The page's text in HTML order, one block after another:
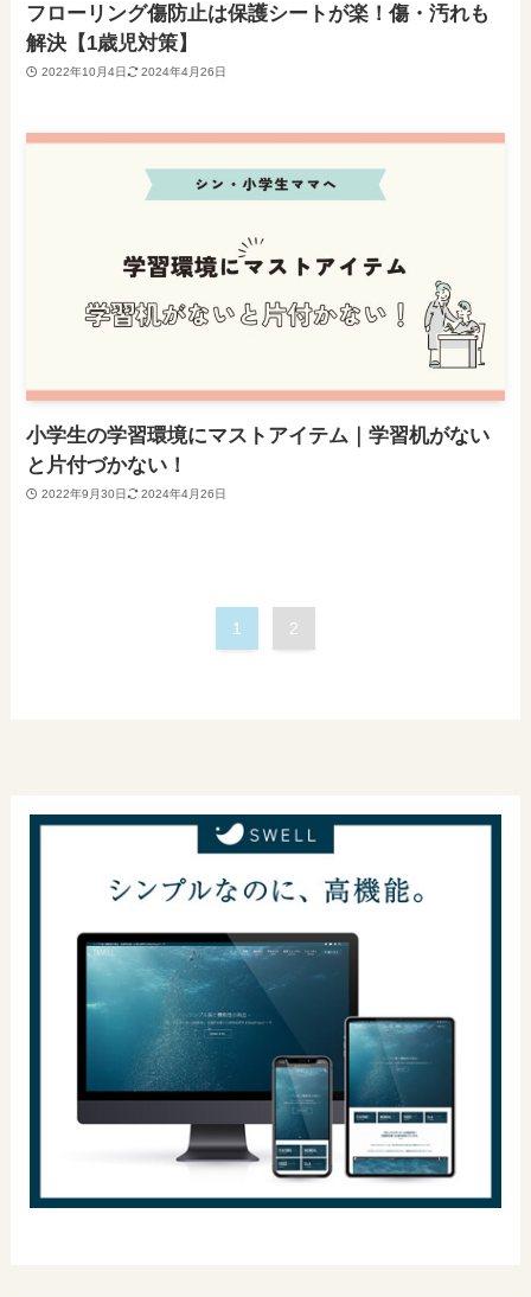
フローリング傷防止は保護シートが楽！傷・汚れも
解決【1歳児対策】
2022年10月4日 2024年4月26日
小学生の学習環境にマストアイテム｜学習机がない
と片付づかない！
2022年9月30日 2024年4月26日
1 2